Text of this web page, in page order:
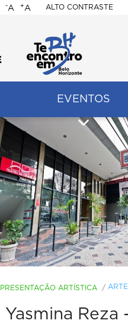
-A +A ALTO CONTRASTE
EVENTOS
ARTÍSTICA /
Reza